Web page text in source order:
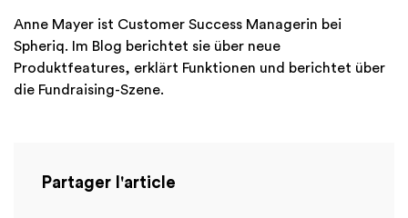
Anne Mayer ist Customer Success Managerin bei
Spheriq. Im Blog berichtet sie über neue
Produktfeatures, erklärt Funktionen und berichtet über
die Fundraising-Szene.
Partager l'article